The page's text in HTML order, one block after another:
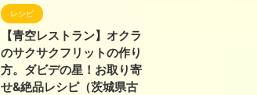
レシピ
【青空レストラン】オクラ
のサクサクフリットの作り
方。ダビデの星！お取り寄
せ&絶品レシピ（茨城県古